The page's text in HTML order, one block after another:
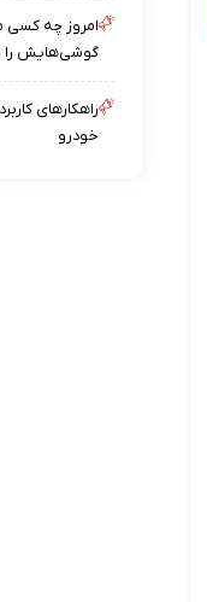
امروز چه کسی
گوشی‌هایش را
راهکارهای
خودرو